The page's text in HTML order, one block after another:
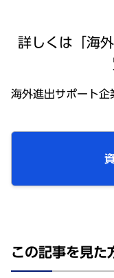
詳しくは「海
海外進出サポート企
この記事を⾒た